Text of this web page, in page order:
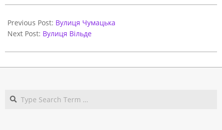
05-
31
Previous Post: Вулиця Чумацька
Next Post: Вулиця Вільде